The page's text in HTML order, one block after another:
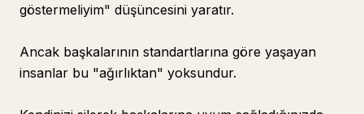
göstermeliyim" düşüncesini yaratır.
Ancak başkalarının standartlarına göre yaşayan
insanlar bu "ağırlıktan" yoksundur.